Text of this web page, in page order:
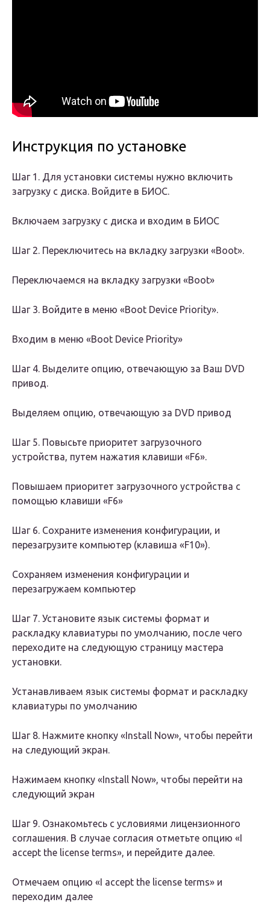
Инструкция по установке
Шаг 1. Для установки системы нужно включить
загрузку с диска. Войдите в БИОС.
Включаем загрузку с диска и входим в БИОС
Шаг 2. Переключитесь на вкладку загрузки «Boot».
Переключаемся на вкладку загрузки «Boot»
Шаг 3. Войдите в меню «Boot Device Priority».
Входим в меню «Boot Device Priority»
Шаг 4. Выделите опцию, отвечающую за Ваш DVD
привод.
Выделяем опцию, отвечающую за DVD привод
Шаг 5. Повысьте приоритет загрузочного
устройства, путем нажатия клавиши «F6».
Повышаем приоритет загрузочного устройства с
помощью клавиши «F6»
Шаг 6. Сохраните изменения конфигурации, и
перезагрузите компьютер (клавиша «F10»).
Сохраняем изменения конфигурации и
перезагружаем компьютер
Шаг 7. Установите язык системы формат и
раскладку клавиатуры по умолчанию, после чего
переходите на следующую страницу мастера
установки.
Устанавливаем язык системы формат и раскладку
клавиатуры по умолчанию
Шаг 8. Нажмите кнопку «Install Now», чтобы перейти
на следующий экран.
Нажимаем кнопку «Install Now», чтобы перейти на
следующий экран
Шаг 9. Ознакомьтесь с условиями лицензионного
соглашения. В случае согласия отметьте опцию «I
accept the license terms», и перейдите далее.
Отмечаем опцию «I accept the license terms» и
переходим далее